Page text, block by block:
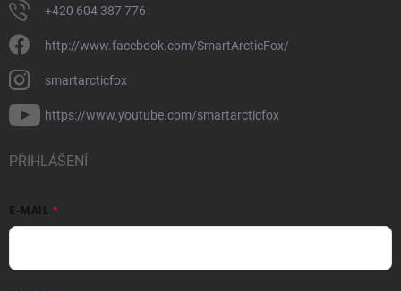
+420 604 387 776
http://www.facebook.com/SmartArcticFox/
smartarcticfox
https://www.youtube.com/smartarcticfox
PŘIHLÁŠENÍ
E-MAIL